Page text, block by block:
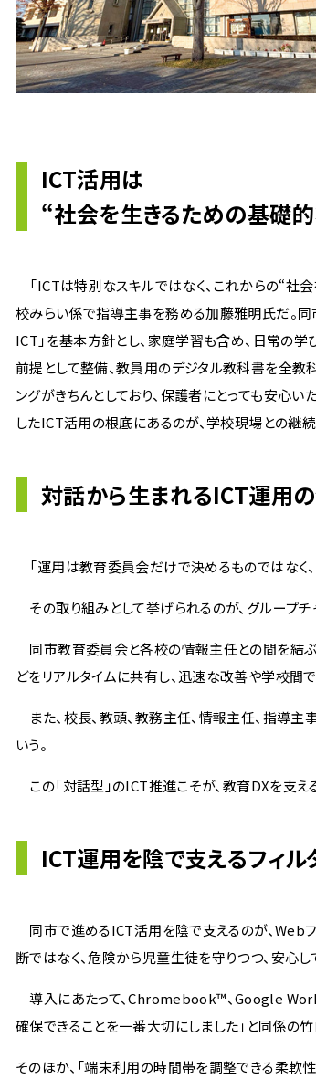
ICT活用は
“社会を生きるための基礎
「ICTは特別なスキルではなく、これからの“社
校みらい係で指導主事を務める加藤雅明氏だ。同
ICT」を基本方針とし、家庭学習も含め、日常の
前提として整備、教員用のデジタル教科書を全教
ングがきちんとしており、保護者にとっても安心
したICT活用の根底にあるのが、学校現場との継
対話から生まれるICT運用
「運用は教育委員会だけで決めるものではなく
その取り組みとして挙げられるのが、グループ
同市教育委員会と各校の情報主任との間を結ぶ
どをリアルタイムに共有し、迅速な改善や学校間
また、校長、教頭、教務主任、情報主任、指導
いう。
この「対話型」のICT推進こそが、教育DXを支え
ICT運用を陰で支えるフィル
同市で進めるICT活用を陰で支えるのが、Webフ
断ではなく、危険から児童生徒を守りつつ、安心
導入にあたって、Chromebook™、Google
確保できることを一番大切にしました」と同係の
そのほか、「端末利用の時間帯を調整できる柔軟